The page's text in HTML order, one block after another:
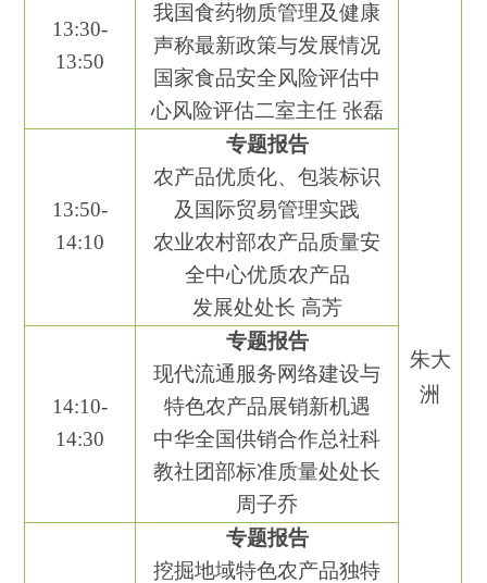
13:30-
1 3:50
我国食药物质管理及健康
声称最新政策与发展情况
国家食品安全风险评估中
心风险评估二室主任 张磊
朱大
洲
1 3:50-
14:10
专题报告
农产品优质化、包装标识
及国际贸易管理实践
农业农村部农产品质量安
全中心优质农产品
发展处处长 高芳
14:10-
14:30
专题报告
现代流通服务网络建设与
特色农产品展销新机遇
中华全国供销合作总社科
教社团部标准质量处处长
周子乔
专题报告
挖掘地域特色农产品独特